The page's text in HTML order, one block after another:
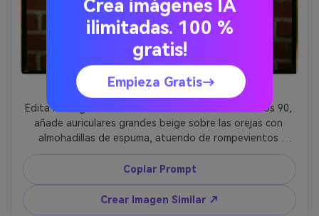
Estética Retro de Película
Edita la imagen subida a un retrato retro de los años 90,
añade auriculares grandes beige sobre las orejas con
almohadillas de espuma, atuendo de rompevientos
vintage, fondo de pared de ladrillo, flash directo en
cámara con prevención de ojos rojos, tonalidad de color
estilo Kodak, grano sutil, tomada con estilo 35mm 28mm,
vibe espontáneo, fotorrealista --ar 4:5
Copiar Prompt
Crear Imagen Similar ↗
Crea imágenes IA
ilimitadas. 100 %
gratis!
Empieza Gratis→